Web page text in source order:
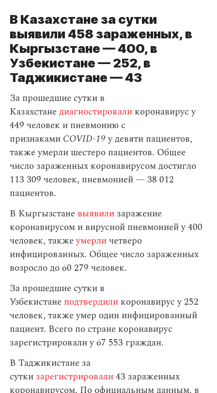
В Казахстане за сутки
выявили 458 зараженных, в
Кыргызстане — 400, в
Узбекистане — 252, в
Таджикистане — 43
За прошедшие сутки в
Казахстанедиагностировали коронавирус у
449 человек и пневмонию с
признаками COVID-19у девяти пациентов,
также умерли шестеро пациентов. Общее
число зараженных коронавирусом достигло
113 309 человек, пневмонией — 38 012
пациентов.
В Кыргызстане выявили заражение
коронавирусом и вирусной пневмонией у 400
человек, такжеумерличетверо
инфицированных. Общее число зараженных
возросло до 60 279 человек.
За прошедшие сутки в
Узбекистане подтвердили коронавирус у 252
человек, также умер один инфицированный
пациент. Всего по стране коронавирус
зарегистрировали у 67 553 граждан.
В Таджикистане за
сутки зарегистрировали43 зараженных